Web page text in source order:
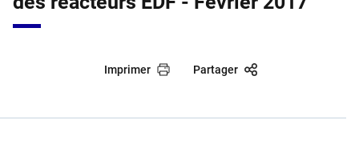
Imprimer Partager